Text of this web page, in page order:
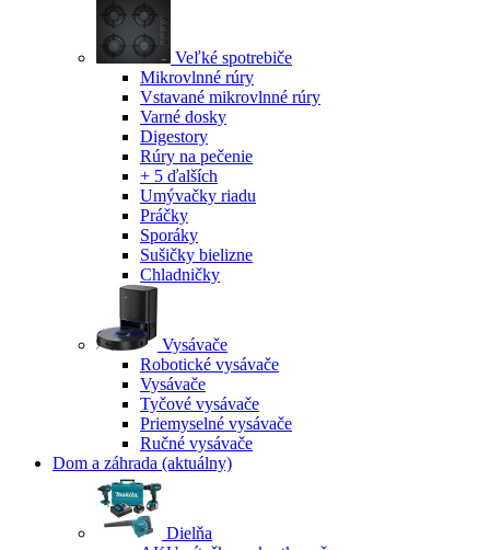
Veľké spotrebiče
Mikrovlnné rúry
Vstavané mikrovlnné rúry
Varné dosky
Digestory
Rúry na pečenie
+ 5 ďalších
Umývačky riadu
Práčky
Sporáky
Sušičky bielizne
Chladničky
Vysávače
Robotické vysávače
Vysávače
Tyčové vysávače
Priemyselné vysávače
Ručné vysávače
Dom a záhrada (aktuálny)
Dielňa